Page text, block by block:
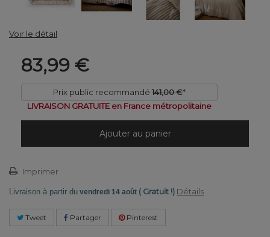
Voir le détail
83,99 €
Prix public recommandé 141,00 €*
LIVRAISON GRATUITE en France métropolitaine
Ajouter au panier
Imprimer
Livraison à partir du vendredi 14 août ( Gratuit !) Détails
Tweet Partager Pinterest